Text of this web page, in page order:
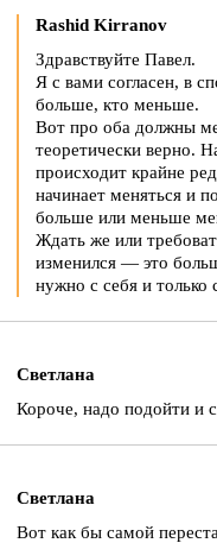
Rashid Kirranov
Здравствуйте Павел.
Я с вами согласен, в
больше, кто меньше.
Вот про оба должны
теоретически верно.
происходит крайне
начинает меняться и
больше или меньше
Ждать же или
изменился — это
нужно с себя и только
Светлана
Короче, надо подойти и
Светлана
Вот как бы самой